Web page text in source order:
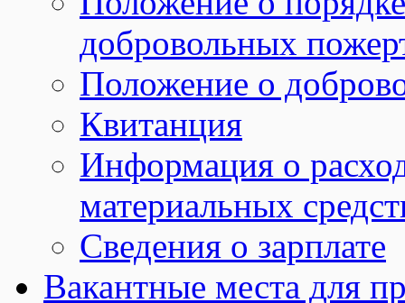
добровольных
Положение о
Квитанция
Информация о
материальных
Сведения о зарплате
Вакантные места для